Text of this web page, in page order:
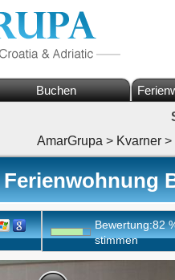
Buchen
AmarGrupa > Kvarner >
Ferienwohnung
Bewertung:82
stimmen